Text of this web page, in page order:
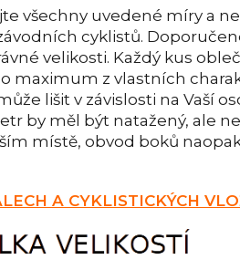
všechny uvedené míry a
cyklistů.
velikosti. Každý kus
maximum z vlastních
lišit v závislosti na Vaší
by měl být natažený, ale
místě, obvod boků
A CYKLISTICKÝCH